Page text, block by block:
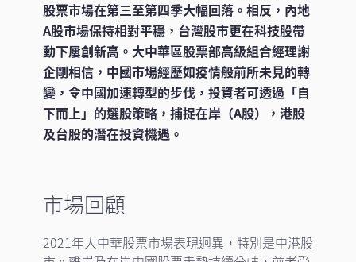
股票市場在第三至第四季大幅回落。相反，內地
A股市場保持相對平穩，台灣股市更在科技股帶
動下屢創新高。大中華區股票部高級組合經理謝
企剛相信，中國市場經歷如疫情般前所未見的轉
變，令中國加速轉型的步伐，投資者可透過「自
下而上」的選股策略，捕捉在岸（A股），港股
及台股的潛在投資機遇。
市場回顧
2021年大中華股票市場表現迥異，特別是中港股